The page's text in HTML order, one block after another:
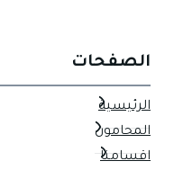
الصفحات
الرئيسية
المحامون
اقسامنا